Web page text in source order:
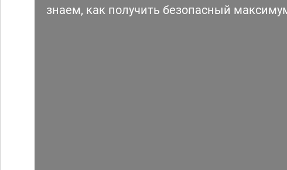
знаем, как получить безопасный